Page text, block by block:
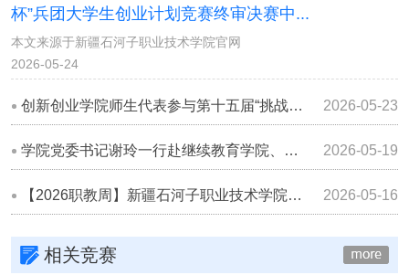
杯”兵团大学生创业计划竞赛终审决赛中...
本文来源于新疆石河子职业技术学院官网
2026-05-24
创新创业学院师生代表参与第十五届“挑战杯”兵团大学生创业计划竞赛赛前专项培训交流活动 2026-05-23
学院党委书记谢玲一行赴继续教育学院、创新创业学院及图书馆开展调研 2026-05-19
【2026职教周】新疆石河子职业技术学院开展师市中小学生职业技能体验活动 2026-05-16
相关竞赛